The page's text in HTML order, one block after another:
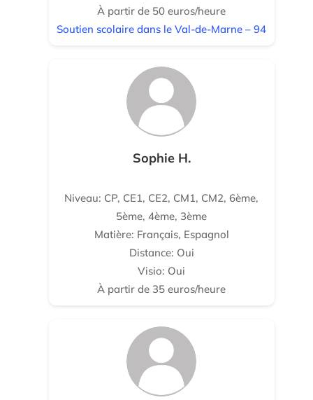
À partir de 50 euros/heure
Soutien scolaire dans le Val-de-Marne – 94
Sophie H.
Niveau: CP, CE1, CE2, CM1, CM2, 6ème,
5ème, 4ème, 3ème
Matière: Français, Espagnol
Distance: Oui
Visio: Oui
À partir de 35 euros/heure